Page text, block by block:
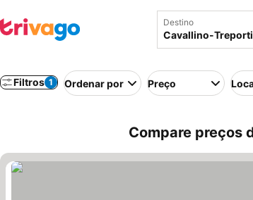
Destino
Filtros 1 Ordenar por Preço
Compare preços